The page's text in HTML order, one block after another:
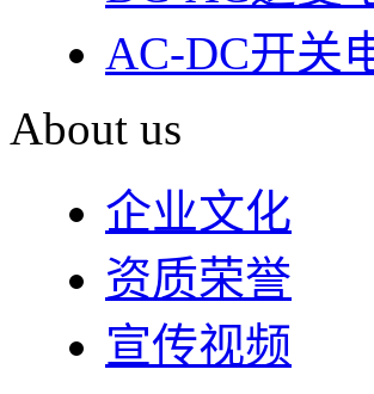
AC-DC开关
About us
企业文化
资质荣誉
宣传视频